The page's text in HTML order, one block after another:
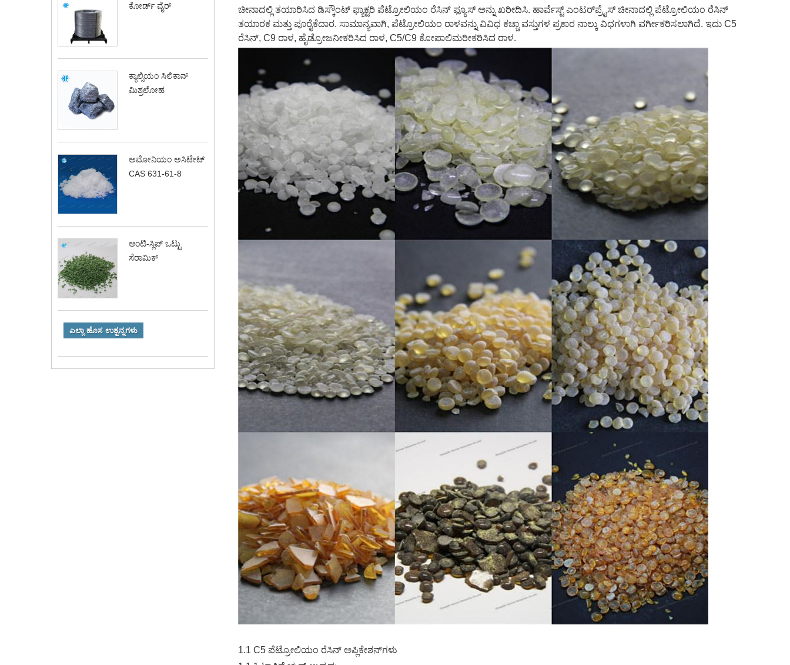
ಕೋರ್ಡ್ ವೈರ್
ಕ್ಯಾಲ್ಸಿಯಂ ಸಿಲಿಕಾನ್
ಮಿಶ್ರಲೋಹ
ಅಮೋನಿಯಂ ಅಸಿಟೇಟ್
CAS 631-61-8
ಆಂಟಿ-ಸ್ಲಿಪ್ ಒಟ್ಟು
ಸೆರಾಮಿಕ್
ಎಲ್ಲಾ ಹೊಸ ಉತ್ಪನ್ನಗಳು
ಚೀನಾದಲ್ಲಿ ತಯಾರಿಸಿದ ಡಿಸ್ಕೌಂಟ್ ಫ್ಯಾಕ್ಟರಿ ಪೆಟ್ರೋಲಿಯಂ ರೆಸಿನ್ ಫ್ಯೂಸ್ ಅನ್ನು ಖರೀದಿಸಿ. ಹಾರ್ವೆಸ್ಟ್ ಎಂಟರ್‌ಪ್ರೈಸ್ ಚೀನಾದಲ್ಲಿ ಪೆಟ್ರೋಲಿಯಂ ರೆಸಿನ್
ತಯಾರಕ ಮತ್ತು ಪೂರೈಕೆದಾರ. ಸಾಮಾನ್ಯವಾಗಿ, ಪೆಟ್ರೋಲಿಯಂ ರಾಳವನ್ನು ವಿವಿಧ ಕಚ್ಚಾ ವಸ್ತುಗಳ ಪ್ರಕಾರ ನಾಲ್ಕು ವಿಧಗಳಾಗಿ ವರ್ಗೀಕರಿಸಲಾಗಿದೆ. ಇದು C5
ರೆಸಿನ್, C9 ರಾಳ, ಹೈಡ್ರೋಜನೀಕರಿಸಿದ ರಾಳ, C5/C9 ಕೋಪಾಲಿಮರೀಕರಿಸಿದ ರಾಳ.
1.1 C5 ಪೆಟ್ರೋಲಿಯಂ ರೆಸಿನ್ ಅಪ್ಲಿಕೇಶನ್‌ಗಳು